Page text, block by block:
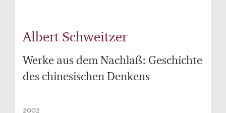
Albert Schweitzer
Werke aus dem Nachlaß: Geschichte
des chinesischen Denkens
2002